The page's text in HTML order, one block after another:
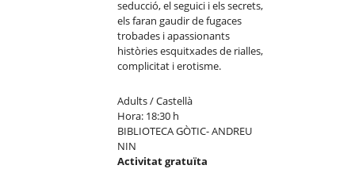
seducció, el seguici i els secrets,
els faran gaudir de fugaces
trobades i apassionants
històries esquitxades de rialles,
complicitat i erotisme.
Adults / Castellà
Hora: 18:30 h
BIBLIOTECA GÒTIC- ANDREU
NIN
Activitat gratuïta